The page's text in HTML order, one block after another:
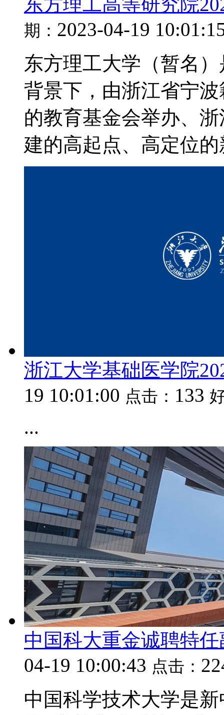
期： 2023-04-19
东方理工大学（暂名
背景下，由浙江省宁
的教育基金会举办、
建的高起点、高定位
浙江大学基础医学院
19 10:01:00 点击： 133
...
中国科大重金诚聘特
04-19 10:00:43 点击：
中国科学技术大学是